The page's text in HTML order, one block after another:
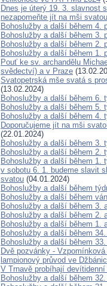
Dnes je úterý 19. 3. slavnost
nezapomeňte jít na mši svatou
Bohoslužby a další během 4.
Bohoslužby a další během 3.
Bohoslužby a další během 2.
Bohoslužby a další během 1.
Pouť ke sv. archandělu
svědectví) a v Praze
Svatopetrská mše svatá s
(13.02.2024)
Bohoslužby a další během 6.
Bohoslužby a další během 5.
Bohoslužby a další během 4.
Doporučujeme jít na mši
(22.01.2024)
Bohoslužby a další během 3.
Bohoslužby a další během 2.
Bohoslužby a další během 1.
v sobotu 6. 1. budeme slavit
svatou (04.01.2024)
Bohoslužby a další během
Bohoslužby a další během
Bohoslužby a další během 3.
Bohoslužby a další během 2.
Bohoslužby a další během 1.
Bohoslužby a další během
Bohoslužby a další během
Dvě pozvánky -
lampionový průvod ve
V Trnavě probíhají
Bohoslužby a další během